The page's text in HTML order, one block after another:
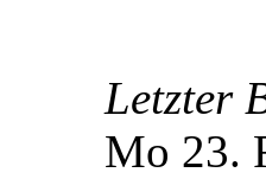
Letzter
Mo 23.